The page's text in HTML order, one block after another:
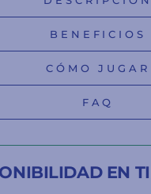
BENEFICIOS
CÓMO JUGAR
FAQ
EN